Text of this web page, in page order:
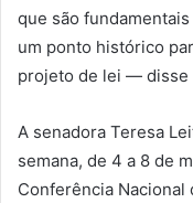
que são
um ponto histórico
projeto de lei — disse
A senadora Teresa
semana, de 4 a 8 de
Conferência Nacional